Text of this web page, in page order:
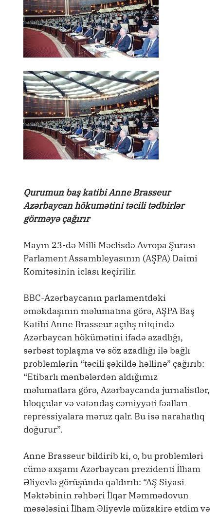
Qurumun baş katibi Anne Brasseur
Azərbaycan hökumətini təcili tədbirlər
görməyə çağırır
Mayın 23-də Milli Məclisdə Avropa Şurası
Parlament Assambleyasının (AŞPA) Daimi
Komitəsinin iclası keçirilir.
BBC-Azərbaycanın parlamentdəki
əməkdaşının məlumatına görə, AŞPA Baş
Katibi Anne Brasseur açılış nitqində
Azərbaycan hökümətini ifadə azadlığı,
sərbəst toplaşma və söz azadlığı ilə bağlı
problemlərin “təcili şəkildə həllinə” çağırıb:
“Etibarlı mənbələrdən aldığımız
məlumatlara görə, Azərbaycanda jurnalistlər,
bloqçular və vətəndaş cəmiyyəti fəalları
repressiyalara məruz qalr. Bu isə narahatlıq
doğurur”.
Anne Brasseur bildirib ki, o, bu problemləri
cümə axşamı Azərbaycan prezidenti İlham
Əliyevlə görüşündə qaldırıb: “AŞ Siyasi
Məktəbinin rəhbəri İlqar Məmmədovun
məsələsini İlham Əliyevlə müzakirə etdim və